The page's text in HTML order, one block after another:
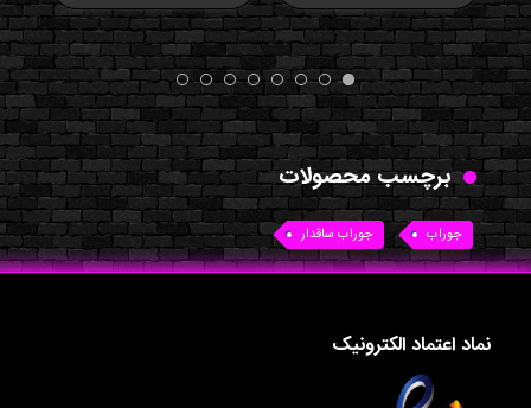
برچسب محصولات
جوراب جوراب ساقدار
نماد اعتماد الکترونیک